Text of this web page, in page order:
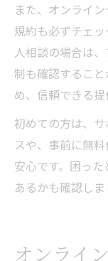
また、オンライ
規約も必ずチェ
人相談の場合は
制も確認するこ
め、信頼できる提
初めての方は、
スや、事前に無
安心です。困っ
あるかも確認しま
オンライ